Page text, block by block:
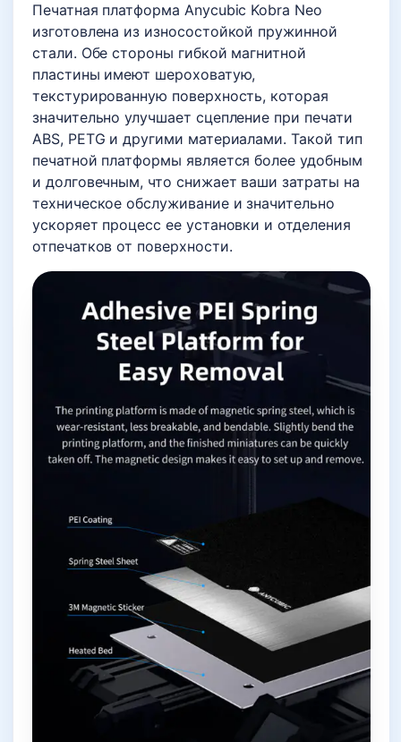
Печатная платформа Anycubic Kobra Neo
изготовлена из износостойкой пружинной
стали. Обе стороны гибкой магнитной
пластины имеют шероховатую,
текстурированную поверхность, которая
значительно улучшает сцепление при печати
ABS, PETG и другими материалами. Такой тип
печатной платформы является более удобным
и долговечным, что снижает ваши затраты на
техническое обслуживание и значительно
ускоряет процесс ее установки и отделения
отпечатков от поверхности.